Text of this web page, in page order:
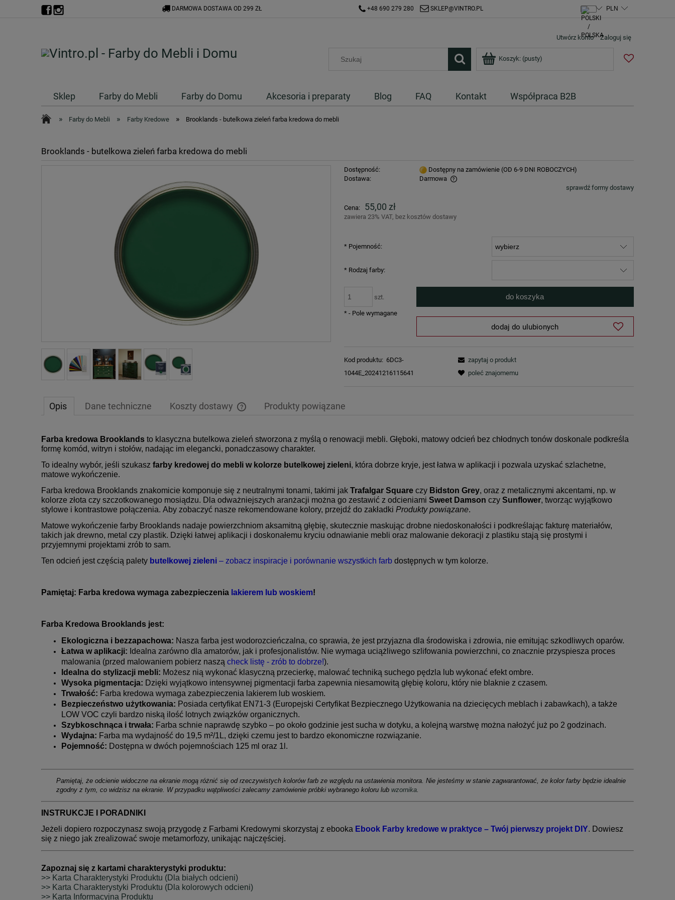
DARMOWA DOSTAWA OD 299 ZŁ +48 690 279 280 SKLEP@VINTRO.PL
Utwórz konto Zaloguj się
Koszyk: (pusty)
Sklep Farby do Mebli Farby do Domu Akcesoria i preparaty Blog FAQ Kontakt Współpraca B2B
» Farby do Mebli » Farby Kredowe » Brooklands - butelkowa zieleń farba kredowa do mebli
Brooklands - butelkowa zieleń farba kredowa do mebli
Dostępność:
Dostępny na zamówienie (OD 6-9 DNI ROBOCZYCH)
Dostawa:
Darmowa
Cena nie zawiera ewentualnych kosztów
płatności
sprawdź formy dostawy
Cena: 55,00 zł
zawiera 23% VAT, bez kosztów dostawy
*Pojemność:
*Rodzaj farby:
szt. do koszyka
dodaj do ulubionych
*- Pole wymagane
Kod produktu: 6DC3-
1044E_20241216115641
zapytaj o produkt
poleć znajomemu
Opis Dane techniczne Koszty dostawy
płatności
Produkty powiązane
Farba kredowa Brooklands to klasyczna butelkowa zieleń stworzona z myślą o renowacji mebli. Głęboki, matowy odcień bez chłodnych tonów doskonale podkreśla
formę komód, witryn i stołów, nadając im elegancki, ponadczasowy charakter.
To idealny wybór, jeśli szukasz farby kredowej do mebli w kolorze butelkowej zieleni, która dobrze kryje, jest łatwa w aplikacji i pozwala uzyskać szlachetne,
matowe wykończenie.
Farba kredowa Brooklands znakomicie komponuje się z neutralnymi tonami, takimi jak Trafalgar Square czy Bidston Grey, oraz z metalicznymi akcentami, np. w
kolorze złota czy szczotkowanego mosiądzu. Dla odważniejszych aranżacji można go zestawić z odcieniami Sweet Damson czy Sunflower, tworząc wyjątkowo
stylowe i kontrastowe połączenia. Aby zobaczyć nasze rekomendowane kolory, przejdź do zakładki Produkty powiązane.
Matowe wykończenie farby Brooklands nadaje powierzchniom aksamitną głębię, skutecznie maskując drobne niedoskonałości i podkreślając fakturę materiałów,
takich jak drewno, metal czy plastik. Dzięki łatwej aplikacji i doskonałemu kryciu odnawianie mebli oraz malowanie dekoracji z plastiku stają się prostymi i
przyjemnymi projektami zrób to sam.
Ten odcień jest częścią palety butelkowej zieleni – zobacz inspiracje i porównanie wszystkich farb dostępnych w tym kolorze.
Pamiętaj: Farba kredowa wymaga zabezpieczenia lakierem lub woskiem!
Farba Kredowa Brooklands jest:
Ekologiczna i bezzapachowa: Nasza farba jest wodorozcieńczalna, co sprawia, że jest przyjazna dla środowiska i zdrowia, nie emitując szkodliwych oparów.
Łatwa w aplikacji: Idealna zarówno dla amatorów, jak i profesjonalistów. Nie wymaga uciążliwego szlifowania powierzchni, co znacznie przyspiesza proces
malowania (przed malowaniem pobierz naszą check listę - zrób to dobrze!).
Idealna do stylizacji mebli: Możesz nią wykonać klasyczną przecierkę, malować techniką suchego pędzla lub wykonać efekt ombre.
Wysoka pigmentacja: Dzięki wyjątkowo intensywnej pigmentacji farba zapewnia niesamowitą głębię koloru, który nie blaknie z czasem.
Trwałość: Farba kredowa wymaga zabezpieczenia lakierem lub woskiem.
Bezpieczeństwo użytkowania: Posiada certyfikat EN71-3 (Europejski Certyfikat Bezpiecznego Użytkowania na dziecięcych meblach i zabawkach), a także
LOW VOC czyli bardzo niską ilość lotnych związków organicznych.
Szybkoschnąca i trwała: Farba schnie naprawdę szybko – po około godzinie jest sucha w dotyku, a kolejną warstwę można nałożyć już po 2 godzinach.
Wydajna: Farba ma wydajność do 19,5 m²/1L, dzięki czemu jest to bardzo ekonomiczne rozwiązanie.
Pojemność: Dostępna w dwóch pojemnościach 125 ml oraz 1l.
Pamiętaj, że odcienie widoczne na ekranie mogą różnić się od rzeczywistych kolorów farb ze względu na ustawienia monitora. Nie jesteśmy w stanie zagwarantować, że kolor farby będzie idealnie
zgodny z tym, co widzisz na ekranie. W przypadku wątpliwości zalecamy zamówienie próbki wybranego koloru lub wzornika
INSTRUKCJE I PORADNIKI
Jeżeli dopiero rozpoczynasz swoją przygodę z Farbami Kredowymi skorzystaj z ebooka Ebook Farby kredowe w praktyce – Twój pierwszy projekt DIY. Dowiesz
się z niego jak zrealizować swoje metamorfozy, unikając najczęściej.
Zapoznaj się z kartami charakterystyki produktu:
>> Karta Charakterystyki Produktu (Dla białych odcieni)
>> Karta Charakterystyki Produktu (Dla kolorowych odcieni)
>> Karta Informacyjna Produktu